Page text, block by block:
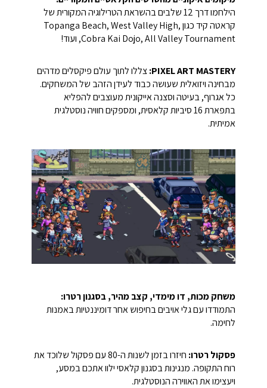
הילחמו דרך 12 שלבים בהשראת הטרילוגיה המקורית של
קראטה קיד כגון Topanga Beach, West Valley High,
Cobra Kai Dojo, All Valley Tournament, ועוד!
PIXEL ART MASTERY: צללו לתוך עולם פיקסלים מדהים
מבחינה ויזואלית שעושה כבוד לעידן הזהב של המשחקים.
כל אגרוף, בעיטה וסצנה אייקונית מעוצבים להפליא
בתפארת 16 סיביות קלאסית, ומספקים חוויה נוסטלגית
אמיתית.
משחק מכות, דו מימדי, קצב מהיר, בסגנון רטרו:
התמודדו עם גלי אויבים בחיפוש אחר דומיננטיות באמנות
לחימה.
פסקול רטרו:
חיזרו בזמן לשנות ה-80 עם פסקול שלוכד את
רוח התקופה. מנגינות בסגנון קלאסי ילוו אתכם במסע,
ויעצימו את האווירה הנוסטלגית.